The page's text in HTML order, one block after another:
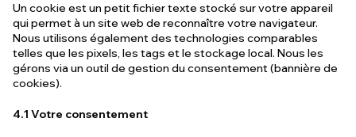
Un cookie est un petit fichier texte stocké sur votre appareil
qui permet à un site web de reconnaître votre navigateur.
Nous utilisons également des technologies comparables
telles que les pixels, les tags et le stockage local. Nous les
gérons via un outil de gestion du consentement (bannière de
cookies).
4.1 Votre consentement